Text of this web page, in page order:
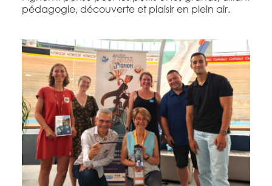
pédagogie, découverte et plaisir en plein air.